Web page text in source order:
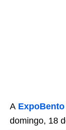
A ExpoBento
domingo, 18